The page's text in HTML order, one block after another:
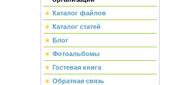
Каталог файлов
Каталог статей
Блог
Фотоальбомы
Гостевая книга
Обратная связь